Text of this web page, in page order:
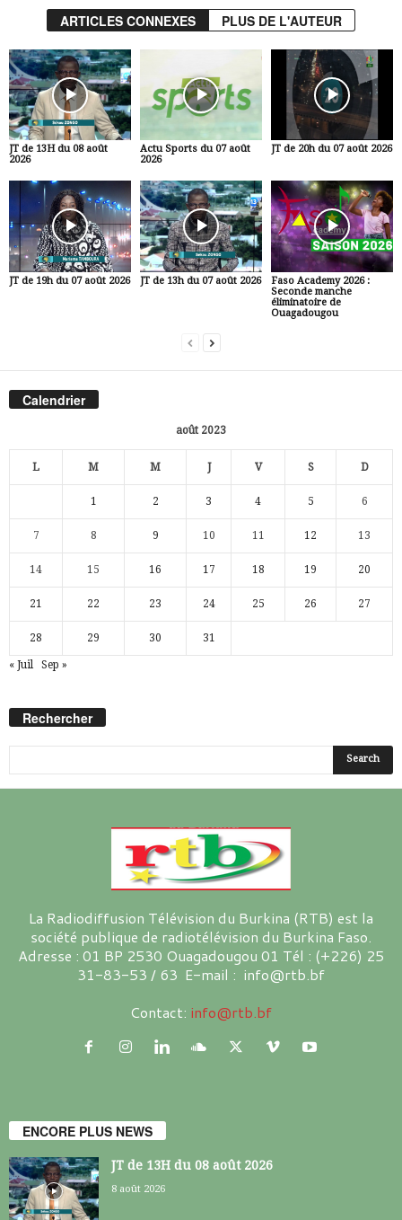
ARTICLES CONNEXES PLUS DE L'AUTEUR
JT de 13H du 08 août
2026
Actu Sports du 07 août
2026
JT de 20h du 07 août 2026
JT de 19h du 07 août 2026 JT de 13h du 07 août 2026
Faso Academy 2026 :
Seconde manche
éliminatoire de
Ouagadougou
Calendrier
août 2023
L M M J V S D
1 2 3 4 5 6
7 8 9 10 11 12 13
14 15 16 17 18 19 20
21 22 23 24 25 26 27
28 29 30 31
« Juil Sep »
Rechercher
La Radiodiffusion Télévision du Burkina (RTB) est la
société publique de radiotélévision du Burkina Faso.
Adresse : 01 BP 2530 Ouagadougou 01 Tél : (+226) 25
31-83-53 / 63 E-mail : info@rtb.bf
Contact: info@rtb.bf
ENCORE PLUS NEWS
JT de 13H du 08 août 2026
8 août 2026